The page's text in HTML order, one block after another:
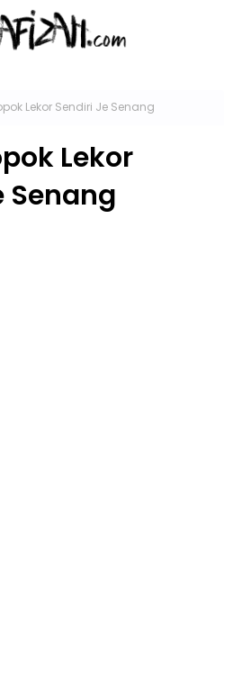
Lekor Sendiri Je Senang
Lekor
Senang